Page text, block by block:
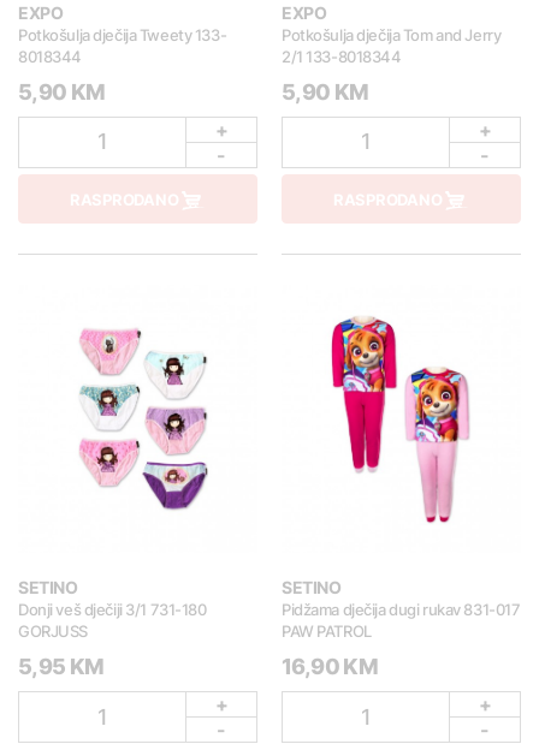
EXPO
Potkošulja dječija Tweety 133-
8018344
5,90 KM
1
+
-
RASPRODANO
EXPO
Potkošulja dječija Tom and Jerry
2/1 133-8018344
5,90 KM
1
+
-
RASPRODANO
SETINO
Donji veš dječiji 3/1 731-180
GORJUSS
5,95 KM
1
+
-
SETINO
Pidžama dječija dugi rukav 831-017
PAW PATROL
16,90 KM
1
+
-